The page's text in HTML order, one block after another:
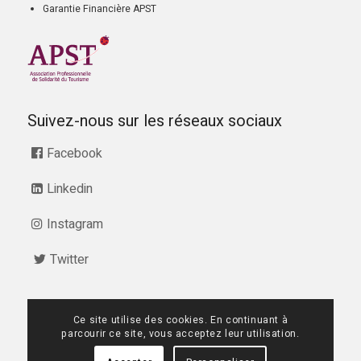
Garantie Financière APST
Suivez-nous sur les réseaux sociaux
Facebook
Linkedin
Instagram
Twitter
Ce site utilise des cookies. En continuant à
parcourir ce site, vous acceptez leur utilisation.
07 68 28 51 58